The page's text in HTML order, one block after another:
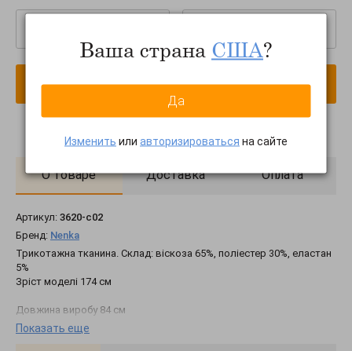
В корзину
О товаре Доставка Оплата
Артикул: 3620-c02
Бренд: Nenka
Трикотажна тканина. Склад: віскоза 65%, поліестер 30%, еластан
5%
Зріст моделі 174 см
Довжина виробу 84 см
Довжина рукава 58 см
Показать еще
Ваша страна США?
Да
Изменить или авторизироваться на сайте